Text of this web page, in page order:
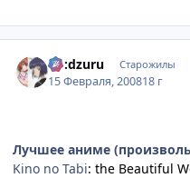
Ko:dzuru Старожилы
15 Февраля, 200818 г
Лучшее аниме
Kino no Tabi: the Beautiful